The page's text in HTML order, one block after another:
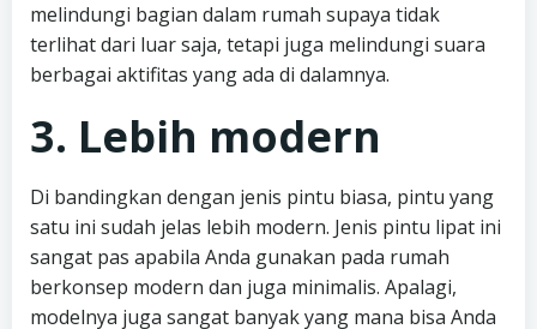
melindungi bagian dalam rumah supaya tidak
terlihat dari luar saja, tetapi juga melindungi suara
berbagai aktifitas yang ada di dalamnya.
3. Lebih modern
Di bandingkan dengan jenis pintu biasa, pintu yang
satu ini sudah jelas lebih modern. Jenis pintu lipat ini
sangat pas apabila Anda gunakan pada rumah
berkonsep modern dan juga minimalis. Apalagi,
modelnya juga sangat banyak yang mana bisa Anda